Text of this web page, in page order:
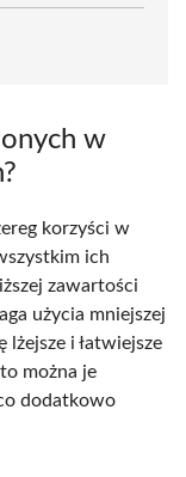
w
korzyści w
ich
zawartości
użycia mniejszej
lżejsze i łatwiejsze
można je
dodatkowo